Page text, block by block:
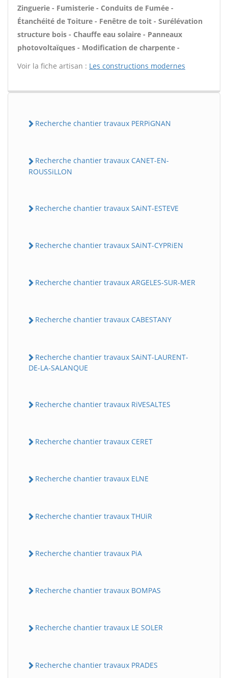
Zinguerie - Fumisterie - Conduits de Fumée -
Étanchéité de Toiture - Fenêtre de toit - Surélévation
structure bois - Chauffe eau solaire - Panneaux
photovoltaïques - Modification de charpente -
Voir la fiche artisan : Les constructions modernes
Recherche chantier travaux PERPiGNAN
Recherche chantier travaux CANET-EN-
ROUSSiLLON
Recherche chantier travaux SAiNT-ESTEVE
Recherche chantier travaux SAiNT-CYPRiEN
Recherche chantier travaux ARGELES-SUR-MER
Recherche chantier travaux CABESTANY
Recherche chantier travaux SAiNT-LAURENT-
DE-LA-SALANQUE
Recherche chantier travaux RiVESALTES
Recherche chantier travaux CERET
Recherche chantier travaux ELNE
Recherche chantier travaux THUiR
Recherche chantier travaux PiA
Recherche chantier travaux BOMPAS
Recherche chantier travaux LE SOLER
Recherche chantier travaux PRADES